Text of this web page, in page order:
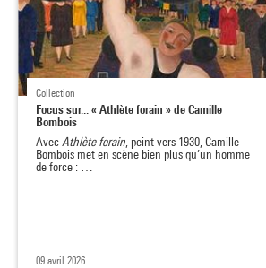
Collection
Focus sur... « Athlète forain » de Camille
Bombois
AvecAthlète forain, peint vers 1930, Camille
Bombois met en scène bien plus qu’un homme
de force : …
09 avril 2026